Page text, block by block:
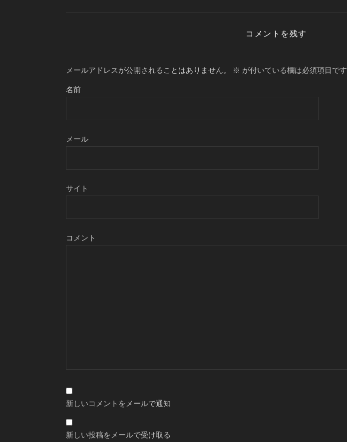
コメントを残す
メールアドレスが公開されることはありません。 ※ が付いている欄は必須項目です
名前
メール
サイト
コメント
新しいコメントをメールで通知
新しい投稿をメールで受け取る